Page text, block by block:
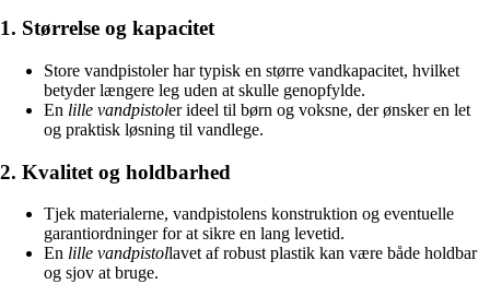
1. Størrelse og kapacitet
Store vandpistoler har typisk en større vandkapacitet, hvilket
betyder længere leg uden at skulle genopfylde.
En lille vandpistoler ideel til børn og voksne, der ønsker en let
og praktisk løsning til vandlege.
2. Kvalitet og holdbarhed
Tjek materialerne, vandpistolens konstruktion og eventuelle
garantiordninger for at sikre en lang levetid.
En lille vandpistollavet af robust plastik kan være både holdbar
og sjov at bruge.